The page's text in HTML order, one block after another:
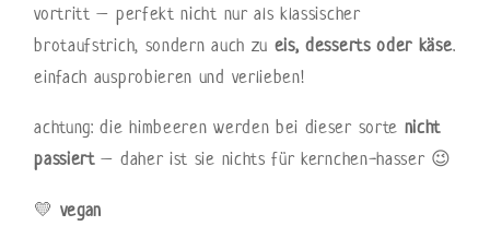
vortritt – perfekt nicht nur als klassischer
brotaufstrich, sondern auch zu eis, desserts oder käse.
einfach ausprobieren und verlieben!
achtung: die himbeeren werden bei dieser sorte nicht
passiert– daher ist sie nichts für kernchen-hasser 😉
💛 vegan